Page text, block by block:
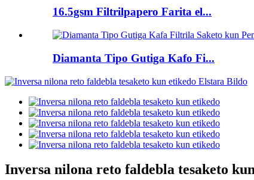
16.5gsm Filtrilpapero Farita el...
Diamanta Tipo Gutiga Kafo Fi...
Inversa nilona reto faldebla tesaketo